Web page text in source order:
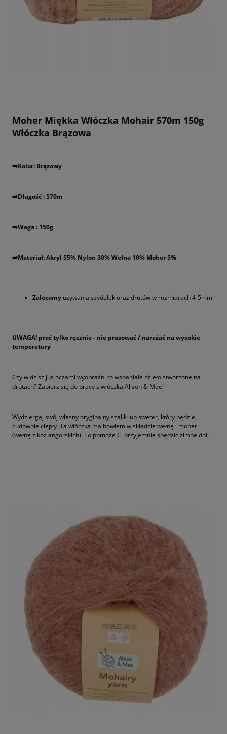
Moher Miękka Włóczka Mohair 570m 150g
Włóczka Brązowa
➡️️Kolor: Brązowy
➡️️Długość : 570m
➡️️Waga : 150g
➡️️Materiał:Akryl 55% Nylon 30% Wełna 10% Moher 5%
Zalecamy używania szydełek oraz drutów w rozmiarach 4-5mm
UWAGA! prać tylko ręcznie - nie prasować / narażać na wysokie
temperatury
Czy widzisz już oczami wyobraźni to wspaniałe dzieło stworzone na
drutach? Zabierz się do pracy z włóczką Alison & Mae!
Wydziergaj swój własny oryginalny szalik lub sweter, który będzie
cudownie ciepły. Ta włóczka ma bowiem w składzie wełnę i moher
(wełnę z kóz angorskich). To pomoże Ci przyjemnie spędzić zimne dni.